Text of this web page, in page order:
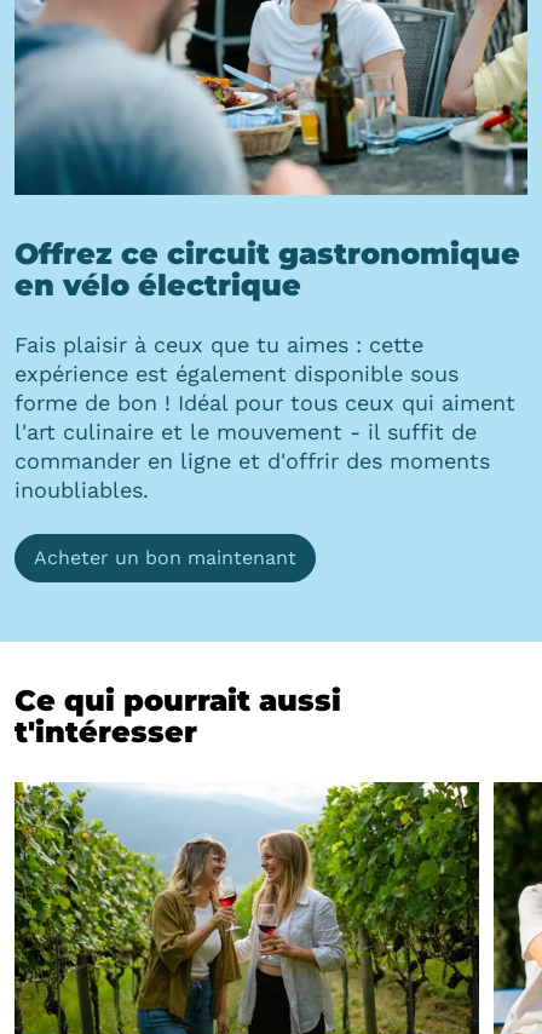
Offrez ce circuit gastronomique
en vélo électrique
Fais plaisir à ceux que tu aimes : cette
expérience est également disponible sous
forme de bon ! Idéal pour tous ceux qui aiment
l'art culinaire et le mouvement - il suffit de
commander en ligne et d'offrir des moments
inoubliables.
Acheter un bon maintenant
Ce qui pourrait aussi
t'intéresser